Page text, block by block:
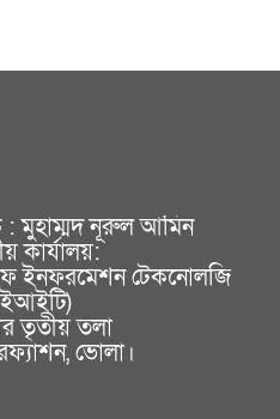
মুহাম্মদ নূরুল আমিন
কার্যালয়:
ইনফরমেশন টেকনোলজি
তৃতীয় তলা
ভোলা।